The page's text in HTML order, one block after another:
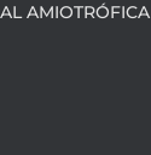
AMIOTRÓFICA